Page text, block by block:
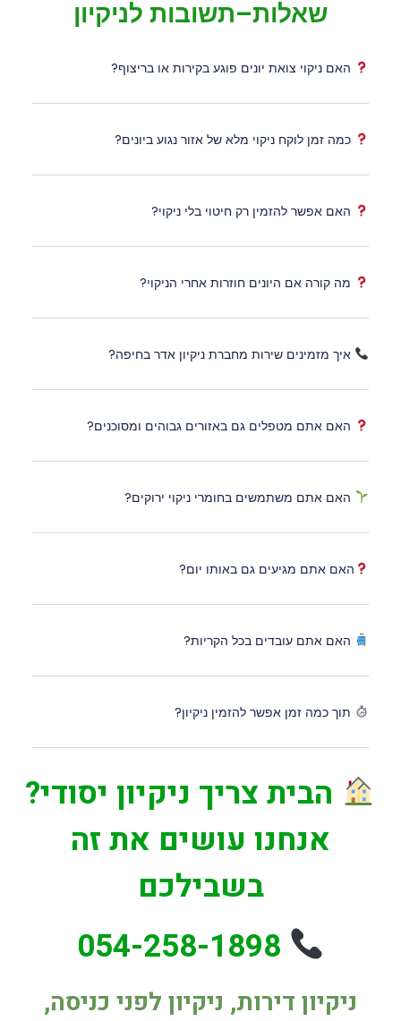
שאלות–תשובות לניקיון
האם ניקוי צואת יונים פוגע בקירות או בריצוף?
כמה זמן לוקח ניקוי מלא של אזור נגוע ביונים?
האם אפשר להזמין רק חיטוי בלי ניקוי?
מה קורה אם היונים חוזרות אחרי הניקוי?
איך מזמינים שירות מחברת ניקיון אדר בחיפה?
האם אתם מטפלים גם באזורים גבוהים ומסוכנים?
האם אתם משתמשים בחומרי ניקוי ירוקים?
האם אתם מגיעים גם באותו יום?
האם אתם עובדים בכל הקריות?
תוך כמה זמן אפשר להזמין ניקיון?
הבית צריך ניקיון יסודי?
אנחנו עושים את זה
בשבילכם
054-258-1898
ניקיון דירות, ניקיון לפני כניסה,